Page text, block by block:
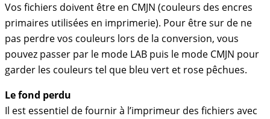
Vos fichiers doivent être en CMJN (couleurs des encres
primaires utilisées en imprimerie). Pour être sur de ne
pas perdre vos couleurs lors de la conversion, vous
pouvez passer par le mode LAB puis le mode CMJN pour
garder les couleurs tel que bleu vert et rose pêchues.
Le fond perdu
Il est essentiel de fournir à l’imprimeur des fichiers avec